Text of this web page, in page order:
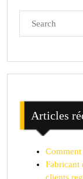
Articles
Comment
Fabricant